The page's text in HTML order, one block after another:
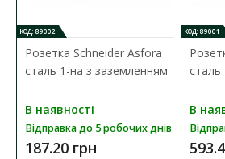
Механізм вимикача Schneider Asfora
управління (вмикання/вимикання)
125.43 грн
ДО КОШИКА
КОД: 89002
Розетка Schneider Asfora
сталь 1-на з заземленням
В наявності
Відправка до 5 робочих днів
187.20 грн
КОД: 89001
В